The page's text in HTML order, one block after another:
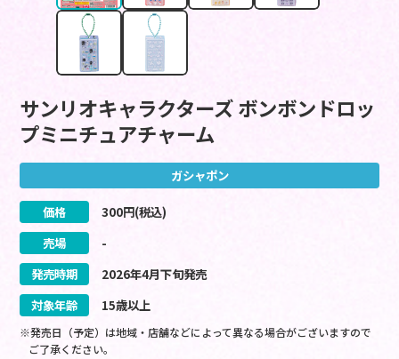
サンリオキャラクターズ ボンボンドロッ
プミニチュアチャーム
ガシャポン
価格 300円(税込)
売場
-
発売時期
2026年4月下旬発売
対象年齢
15歳以上
※発売日（予定）は地域・店舗などによって異なる場合がございますので
ご了承ください。